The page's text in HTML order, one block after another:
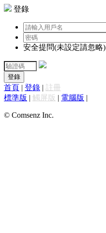
登錄
安全提問(未設定請忽略)
登錄
首頁 | 登錄 | 註冊
標準版 | 觸屏版 | 電腦版 |
© Comsenz Inc.